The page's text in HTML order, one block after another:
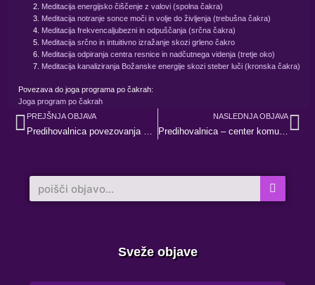
Meditacija energijsko čiščenje z valovi (spolna čakra)
Meditacija notranje sonce moči in volje do življenja (trebušna čakra)
Meditacija frekvencaljubezni in odpuščanja (srčna čakra)
Meditacija srčno in intuitivno izražanje skozi grleno čakro
Meditacija odpiranja centra resnice in nadčutnega videnja (tretje oko)
Meditacija kanaliziranja Božanske energije skozi steber luči (kronska čakra)
Povezava do joga programa po čakrah:
Joga program po čakrah
Prev
PREJŠNJA OBJAVA
Predihovalnica povezovanja s predniki
NASLEDNJA OBJAVA
Predihovalnica – center komunikacije
Search
Sveže objave